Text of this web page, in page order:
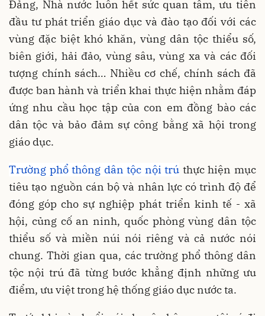
Đảng, Nhà nước luôn hết sức quan tâm, ưu tiên
đầu tư phát triển giáo dục và đào tạo đối với các
vùng đặc biệt khó khăn, vùng dân tộc thiểu số,
biên giới, hải đảo, vùng sâu, vùng xa và các đối
tượng chính sách… Nhiều cơ chế, chính sách đã
được ban hành và triển khai thực hiện nhằm đáp
ứng nhu cầu học tập của con em đồng bào các
dân tộc và bảo đảm sự công bằng xã hội trong
giáo dục.
Trường phổ thông dân tộc nội trú thực hiện mục
tiêu tạo nguồn cán bộ và nhân lực có trình độ để
đóng góp cho sự nghiệp phát triển kinh tế - xã
hội, củng cố an ninh, quốc phòng vùng dân tộc
thiểu số và miền núi nói riêng và cả nước nói
chung. Thời gian qua, các trường phổ thông dân
tộc nội trú đã từng bước khẳng định những ưu
điểm, ưu việt trong hệ thống giáo dục nước ta.